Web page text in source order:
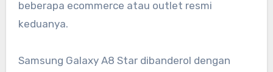
beberapa ecommerce atau outlet resmi
keduanya.
Samsung Galaxy A8 Star dibanderol dengan